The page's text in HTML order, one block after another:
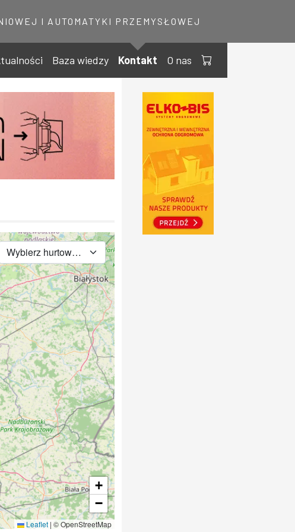
I AUTOMATYKI PRZEMYSŁOWEJ
Baza wiedzy Kontakt O nas
Wybierz hurtownię
+
−
Leaflet | © OpenStreetMap